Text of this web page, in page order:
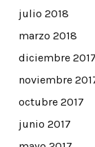
julio 2018
marzo 2018
diciembre 2017
noviembre
octubre 2017
junio 2017